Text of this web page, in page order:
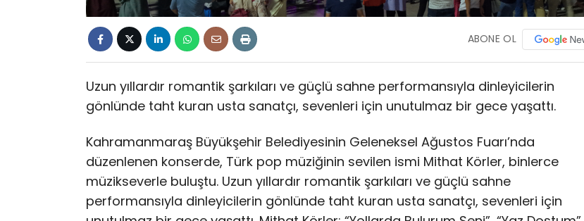
ABONE OL
Uzun yıllardır romantik şarkıları ve güçlü sahne performansıyla dinleyicilerin
gönlünde taht kuran usta sanatçı, sevenleri için unutulmaz bir gece yaşattı.
Kahramanmaraş Büyükşehir Belediyesinin Geleneksel Ağustos Fuarı’nda
düzenlenen konserde, Türk pop müziğinin sevilen ismi Mithat Körler, binlerce
müzikseverle buluştu. Uzun yıllardır romantik şarkıları ve güçlü sahne
performansıyla dinleyicilerin gönlünde taht kuran usta sanatçı, sevenleri için